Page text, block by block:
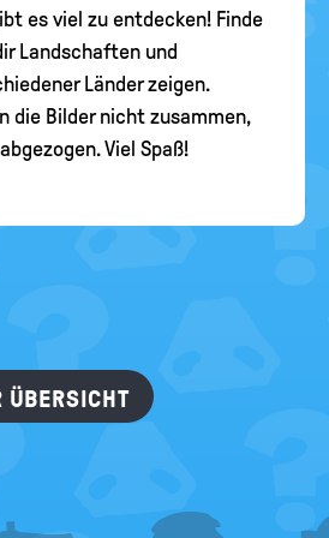
es viel zu entdecken! Finde
Landschaften und
Länder zeigen.
die Bilder nicht zusammen,
Viel Spaß!
ÜBERSICHT